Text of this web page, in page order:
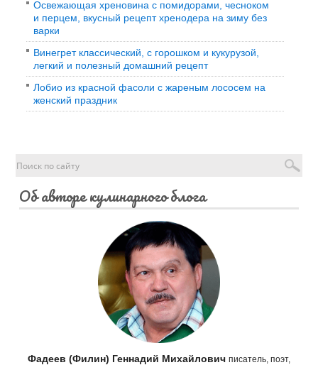
Освежающая хреновина с помидорами, чесноком
и перцем, вкусный рецепт хренодера на зиму без
варки
Винегрет классический, с горошком и кукурузой,
легкий и полезный домашний рецепт
Лобио из красной фасоли с жареным лососем на
женский праздник
Об авторе кулинарного блога
Фадеев (Филин) Геннадий Михайлович писатель, поэт,